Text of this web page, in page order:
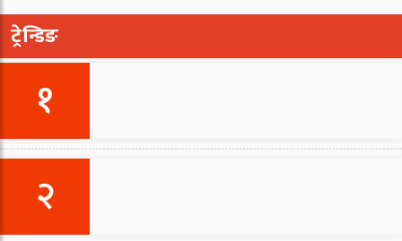
ट्रेन्डिङ
१
अनिश्चितकालीन कर्फयु आदेश
२